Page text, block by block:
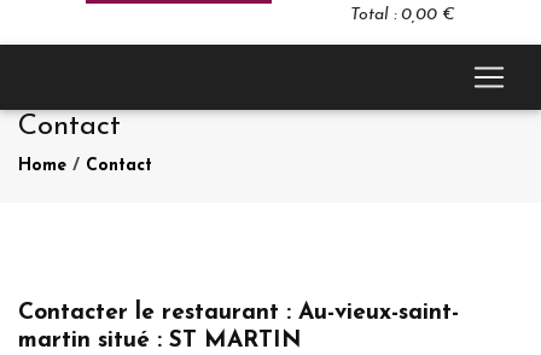
Total : 0,00 €
Contact
Home / Contact
Contacter le restaurant : Au-vieux-saint-
martin situé : ST MARTIN